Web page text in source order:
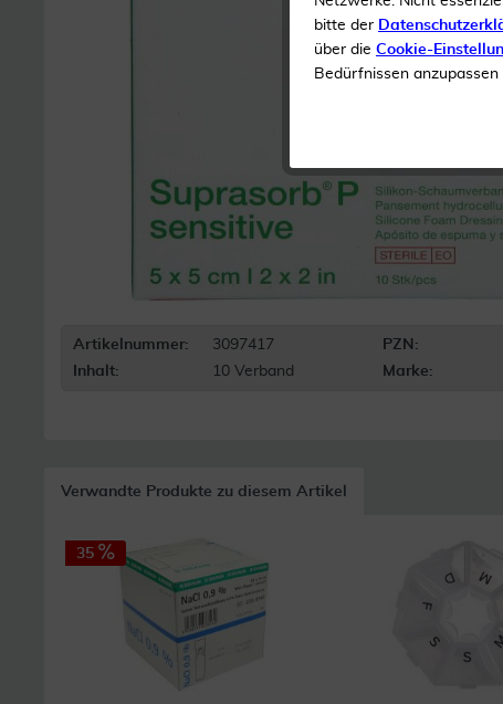
Artikelnummer: 3097417 PZN:
Inhalt:
10 Verband Marke:
Verwandte Produkte zu diesem Artikel
35
bitte der
über die Cookie-
Bedürfnissen